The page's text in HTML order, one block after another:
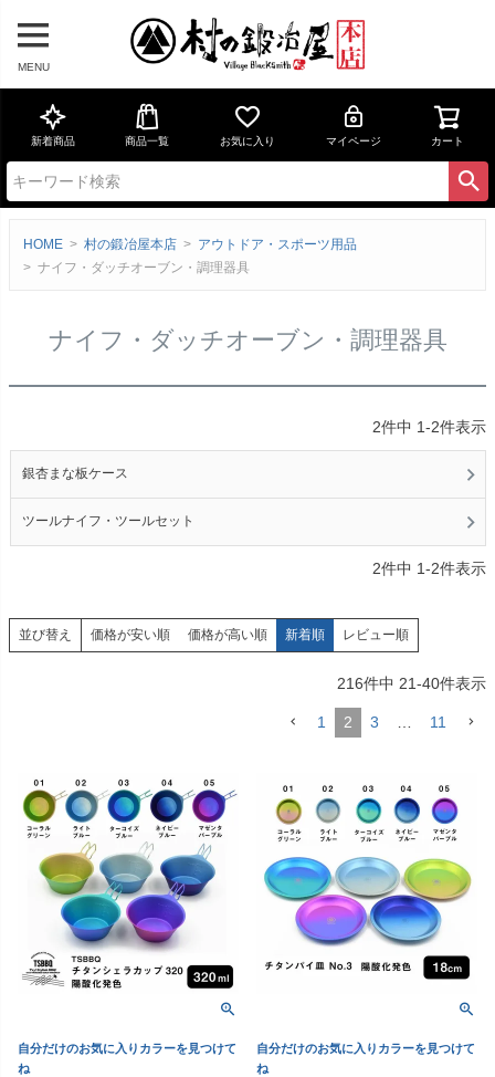
MENU
新着商品 商品一覧 お気に入り マイページ カート
HOME 村の鍛冶屋本店
アウトドア・スポーツ用品
ナイフ・ダッチオーブン・調理器具
ナイフ・ダッチオーブン・調理器具
2件中 1-2件表示
銀杏まな板ケース
ツールナイフ・ツールセット
2件中 1-2件表示
並び替え 価格が安い順 価格が高い順 新着順 レビュー順
216件中 21-40件表示
1 2 3 11
自分だけのお気に入りカラーを見つけて
ね
自分だけのお気に入りカラーを見つけて
ね